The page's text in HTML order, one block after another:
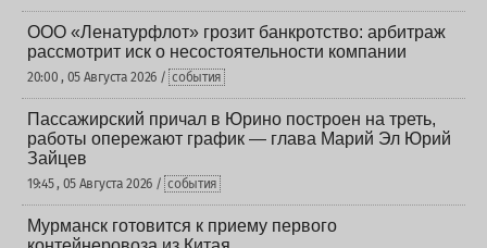
ООО «Ленатурфлот» грозит банкротство: арбитраж
рассмотрит иск о несостоятельности компании
20:00 , 05 Августа 2026 / события
Пассажирский причал в Юрино построен на треть,
работы опережают график — глава Марий Эл Юрий
Зайцев
19:45 , 05 Августа 2026 / события
Мурманск готовится к приему первого